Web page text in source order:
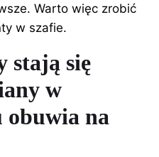
Warto więc zrobić
w szafie.
stają się
w
na